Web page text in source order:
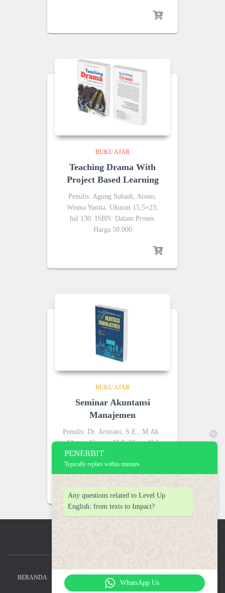
BUKU AJAR
Teaching Drama With
Project Based Learning
Penulis: Agung Suhadi, Arono,
Wisma Yunita. Ukuran 15,5×23,
hal 130. ISBN: Dalam Proses.
Harga 50.000
BUKU AJAR
Seminar Akuntansi
Manajemen
Penulis: Dr. Armiani, S.E., M.Ak.
Ukuran Unesco 15,5x23cm, Hal
83. ISBN: 978-634-04-5244-0.
Harga 75.000
BERANDA LAYANAN KIRIM NASKAH INFORMASI
PENERBIT
Typically replies within minutes
Any questions related to Level Up
English: from texts to Impact?
WhatsApp Us